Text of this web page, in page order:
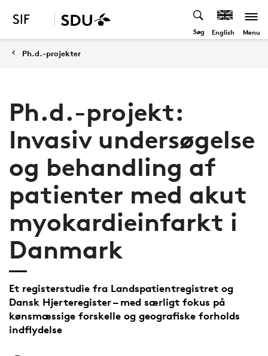
Søg English Menu
Ph.d.-projekter
Ph.d.-projekt:
Invasiv undersøgelse
og behandling af
patienter med akut
myokardieinfarkt i
Danmark
Et registerstudie fra Landspatientregistret og
Dansk Hjerteregister – med særligt fokus på
kønsmæssige forskelle og geografiske forholds
indflydelse